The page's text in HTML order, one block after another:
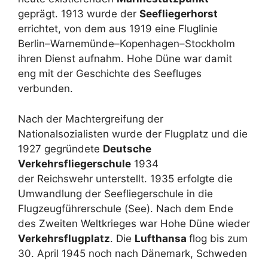
geprägt. 1913 wurde der Seefliegerhorst
errichtet, von dem aus 1919 eine Fluglinie
Berlin–Warnemünde–Kopenhagen–Stockholm
ihren Dienst aufnahm. Hohe Düne war damit
eng mit der Geschichte des Seefluges
verbunden.
Nach der Machtergreifung der
Nationalsozialisten wurde der Flugplatz und die
1927 gegründete Deutsche
Verkehrsfliegerschule 1934
der Reichswehr unterstellt. 1935 erfolgte die
Umwandlung der Seefliegerschule in die
Flugzeugführerschule (See). Nach dem Ende
des Zweiten Weltkrieges war Hohe Düne wieder
Verkehrsflugplatz. Die Lufthansa flog bis zum
30. April 1945 noch nach Dänemark, Schweden